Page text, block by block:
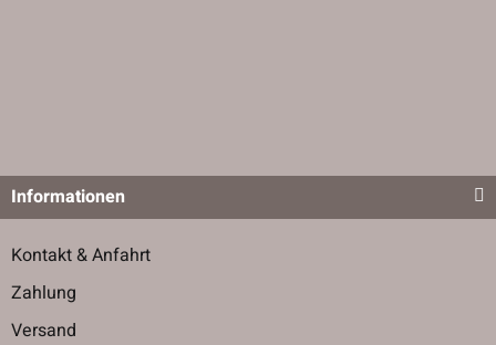
Informationen
Kontakt & Anfahrt
Zahlung
Versand